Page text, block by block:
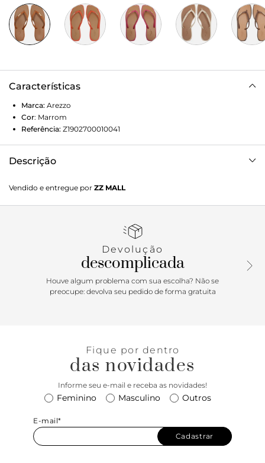
Características
Marca: Arezzo
Cor: Marrom
Referência: Z1902700010041
Descrição
Vendido e entregue por ZZ MALL
Devolução
descomplicada
Houve algum problema com sua escolha? Não se
preocupe: devolva seu pedido de forma gratuita
Fique por dentro
das novidades
Informe seu e-mail e receba as novidades!
Feminino Masculino Outros
E-mail*
Cadastrar